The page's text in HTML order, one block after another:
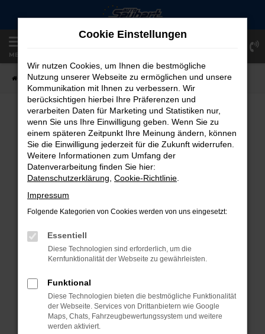
Zum
springen
MENÜ
Startseite Fahrzeugangebote Fahrzeug-Showroom
FAHRZEUG-SHOWROOM
FEHLER: NETWORK ERROR
Beim Laden ist ein Fehler aufgetreten.
Hier sind ein paar Tipps, die dir helfen können:
Überprüfe deine Firewall und deine
Internetverbindung.
Laden andere Webseiten, zum Beispiel
Prüfe deine Browsererweiterungen.
Manche Erweiterungen, wie Werbeblocker,
können das Laden bestimmter Seiten
Cookie Einstellungen
Wir nutzen Cookies, um Ihnen die bestmögliche
Nutzung unserer Webseite zu ermöglichen und unsere
Kommunikation mit Ihnen zu verbessern. Wir
berücksichtigen hierbei Ihre Präferenzen und
verarbeiten Daten für Marketing und Statistiken nur,
wenn Sie uns Ihre Einwilligung geben. Wenn Sie zu
einem späteren Zeitpunkt Ihre Meinung ändern, können
Sie die Einwilligung jederzeit für die Zukunft widerrufen.
Weitere Informationen zum Umfang der
Datenverarbeitung finden Sie hier:
Datenschutzerklärung Cookie-Richtlinie
Impressum
Folgende Kategorien von Cookies werden von uns eingesetzt:
Essentiell
Diese Technologien sind erforderlich, um die
Kernfunktionalität der Webseite zu gewährleisten.
Funktional
Diese Technologien bieten die bestmögliche Funktionalität
der Webseite. Services von Drittanbietern wie Google
Maps, Chats, Fahrzeugbewertungssystem und weitere
werden aktiviert.